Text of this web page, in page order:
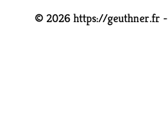
© 2026 https://geuthner.fr -